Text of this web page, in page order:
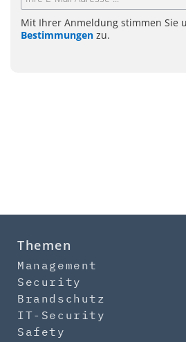
Mit Ihrer Anmeldung stimmen Sie
Bestimmungen zu.
Themen
Management
Security
Brandschutz
IT-Security
Safety